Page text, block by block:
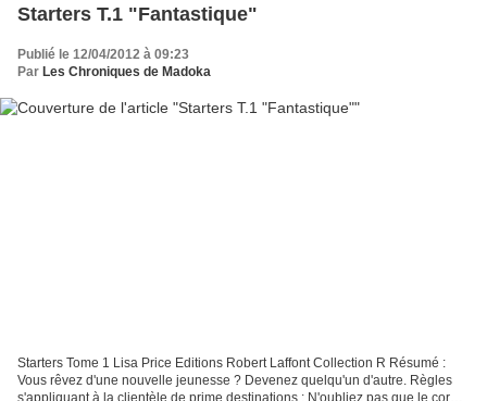
Starters T.1 "Fantastique"
Publié le 12/04/2012 à 09:23
Par Les Chroniques de Madoka
Starters Tome 1 Lisa Price Editions Robert Laffont Collection R Résumé :
Vous rêvez d'une nouvelle jeunesse ? Devenez quelqu'un d'autre. Règles
s'appliquant à la clientèle de prime destinations : N'oubliez pas que le corps